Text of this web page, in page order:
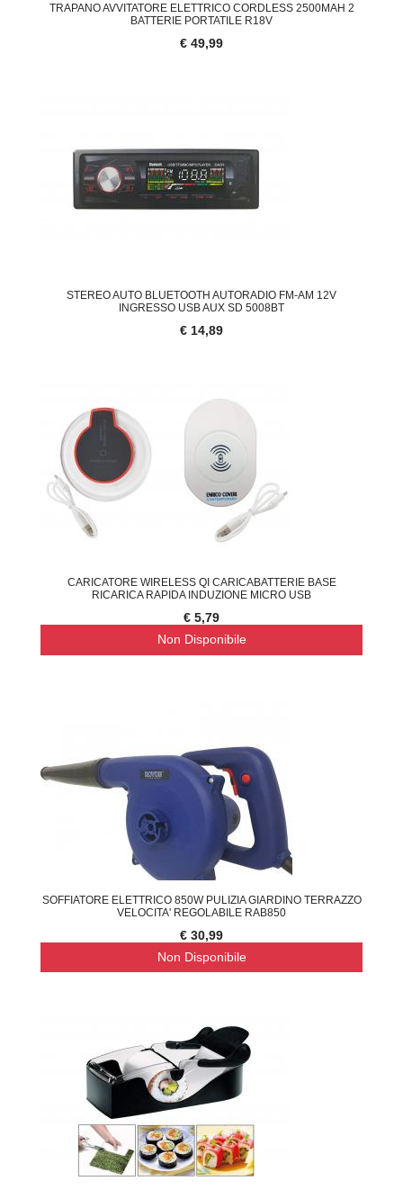
TRAPANO AVVITATORE ELETTRICO CORDLESS 2500MAH 2
BATTERIE PORTATILE R18V
€ 49,99
STEREO AUTO BLUETOOTH AUTORADIO FM-AM 12V
INGRESSO USB AUX SD 5008BT
€ 14,89
CARICATORE WIRELESS QI CARICABATTERIE BASE
RICARICA RAPIDA INDUZIONE MICRO USB
€ 5,79
Non Disponibile
SOFFIATORE ELETTRICO 850W PULIZIA GIARDINO TERRAZZO
VELOCITA' REGOLABILE RAB850
€ 30,99
Non Disponibile